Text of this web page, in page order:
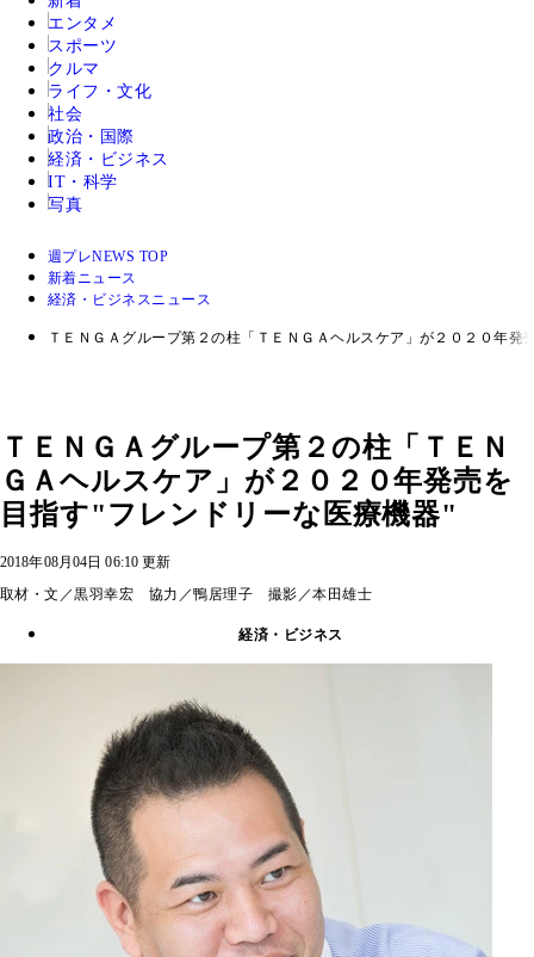
エンタメ
スポーツ
クルマ
ライフ・文化
社会
政治・国際
経済・ビジネス
IT・科学
写真
週プレNEWS TOP
新着ニュース
経済・ビジネスニュース
ＴＥＮＧＡグループ第２の柱「ＴＥＮＧＡヘルスケア」が２０２０年
ＴＥＮＧＡグループ第２の柱「ＴＥＮ
ＧＡヘルスケア」が２０２０年発売を
目指す"フレンドリーな医療機器"
2018年08月04日 06:10 更新
取材・文／黒羽幸宏 協力／鴨居理子 撮影／本田雄士
経済・ビジネス